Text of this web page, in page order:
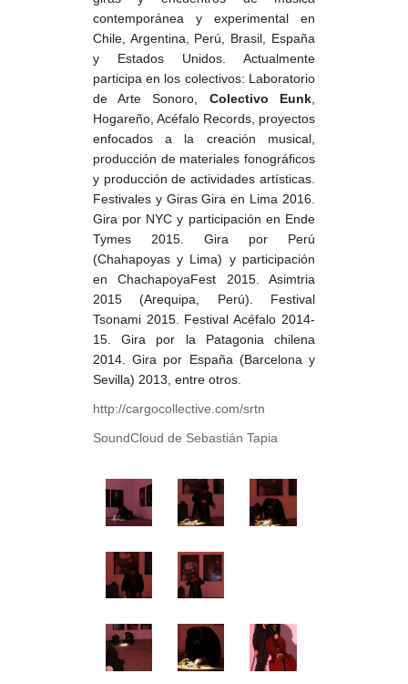
contemporánea y experimental en
Chile, Argentina, Perú, Brasil, España
y Estados Unidos. Actualmente
participa en los colectivos: Laboratorio
de Arte Sonoro, Colectivo Eunk,
Hogareño, Acéfalo Records, proyectos
enfocados a la creación musical,
producción de materiales fonográficos
y producción de actividades artísticas.
Festivales y Giras Gira en Lima 2016.
Gira por NYC y participación en Ende
Tymes 2015. Gira por Perú
(Chahapoyas y Lima) y participación
en ChachapoyaFest 2015. Asimtria
2015 (Arequipa, Perú). Festival
Tsonami 2015. Festival Acéfalo 2014-
15. Gira por la Patagonia chilena
2014. Gira por España (Barcelona y
Sevilla) 2013, entre otros.
http://cargocollective.com/srtn
SoundCloud de Sebastián Tapia